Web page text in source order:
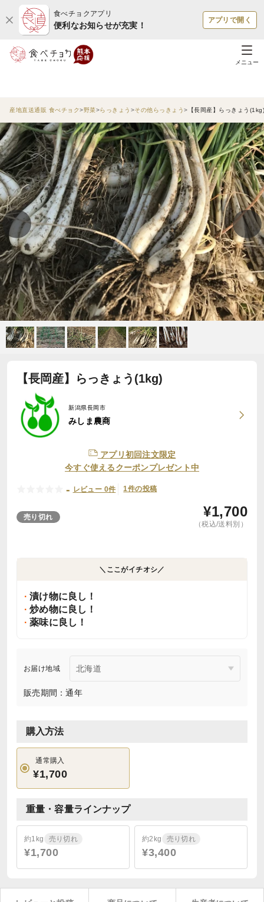
食べチョクアプリ
便利なお知らせが充実！
アプリで開く
メニュー
産地直送通販 食べチョク 野菜 らっきょう その他らっきょう 【長岡産】らっきょう(1kg)
【長岡産】らっきょう(1kg)
新潟県長岡市
みしま農商
アプリ初回注文限定
今すぐ使えるクーポンプレゼント中
- レビュー 0件 1件の投稿
売り切れ ¥1,700
（税込/送料別）
＼ここがイチオシ／
漬け物に良し！
炒め物に良し！
薬味に良し！
お届け地域
販売期間：通年
購入方法
通常購入
¥1,700
重量・容量ラインナップ
約1kg 売り切れ
¥1,700
約2kg 売り切れ
¥3,400